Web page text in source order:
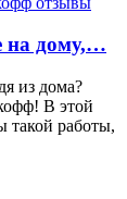
на дому,…
из дома?
В этой
такой работы,